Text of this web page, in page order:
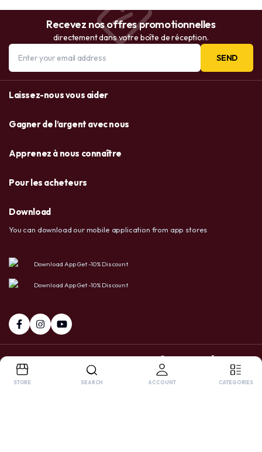
Recevez nos offres promotionnelles
directement dans votre boîte de réception.
SEND
Laissez-nous vous aider
Gagner de l’argent avec nous
Apprenez à nous connaître
Pour les acheteurs
Download
You can download our mobile application from app stores
Download App Get -10% Discount
Download App Get -10% Discount
Whatsapp
STORE SEARCH ACCOUNT CATEGORIES